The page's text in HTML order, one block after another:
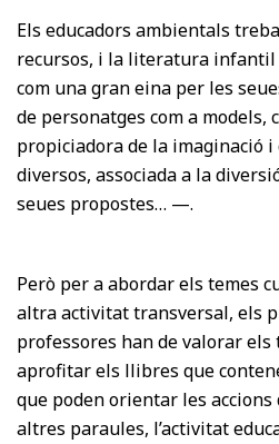
Els educadors ambientals
recursos, i la literatura infantil
com una gran eina per les
de personatges com a models,
propiciadora de la imaginació i
diversos, associada a la
seues propostes… —.
Però per a abordar els temes
altra activitat transversal, els
professores han de valorar
aprofitar els llibres que
que poden orientar les accions
altres paraules, l’activitat